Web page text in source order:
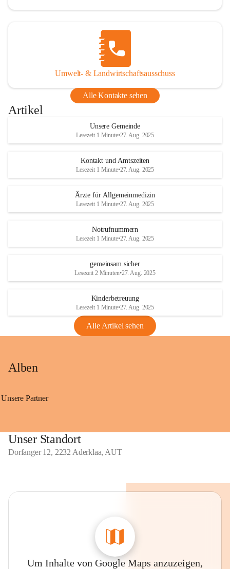
Umwelt- & Landwirtschaftsausschuss
Alle Kontakte sehen
Artikel
Unsere Gemeinde
Lesezeit 1 Minute•27. Aug. 2025
Kontakt und Amtszeiten
Lesezeit 1 Minute•27. Aug. 2025
Ärzte für Allgemeinmedizin
Lesezeit 1 Minute•27. Aug. 2025
Notrufnummern
Lesezeit 1 Minute•27. Aug. 2025
gemeinsam.sicher
Lesezeit 2 Minuten•27. Aug. 2025
Kinderbetreuung
Lesezeit 1 Minute•27. Aug. 2025
Alle Artikel sehen
Alben
Unsere Partner
Unser Standort
Dorfanger 12, 2232 Aderklaa, AUT
Um Inhalte von Google Maps anzuzeigen,